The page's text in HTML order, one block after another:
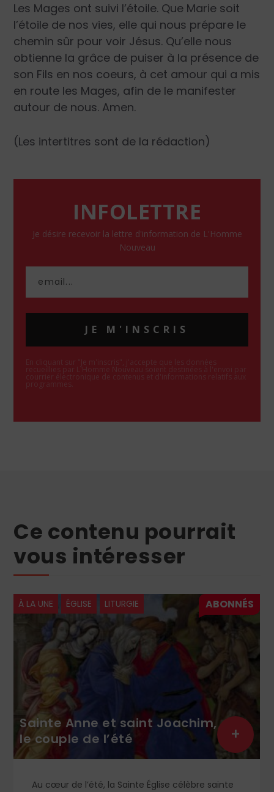
Les Mages ont suivi l’étoile. Que Marie soit
l’étoile de nos vies, elle qui nous prépare le
chemin sûr pour voir Jésus. Qu’elle nous
obtienne la grâce de puiser à la présence de
son Fils en nos coeurs, à cet amour qui a mis
en route les Mages, afin de le manifester
autour de nous. Amen.
(Les intertitres sont de la rédaction)
INFOLETTRE
Je désire recevoir la lettre d'information de L'Homme
Nouveau
JE M'INSCRIS
En cliquant sur "Je m'inscris", j'accepte que les données
recueillies par L'Homme Nouveau soient destinées à l'envoi par
courrier électronique de contenus et d'informations relatifs aux
programmes.
Ce contenu pourrait
vous intéresser
saint Joachim,
Sainte Église célèbre sainte
+
À LA UNE ÉGLISE
Hommage au
Religieux